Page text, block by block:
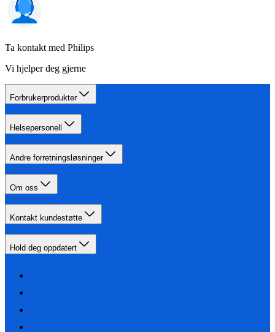
Ta kontakt med Philips
Vi hjelper deg gjerne
Forbrukerprodukter
Helsepersonell
Andre forretningsløsninger
Om oss
Kontakt kundestøtte
Hold deg oppdatert